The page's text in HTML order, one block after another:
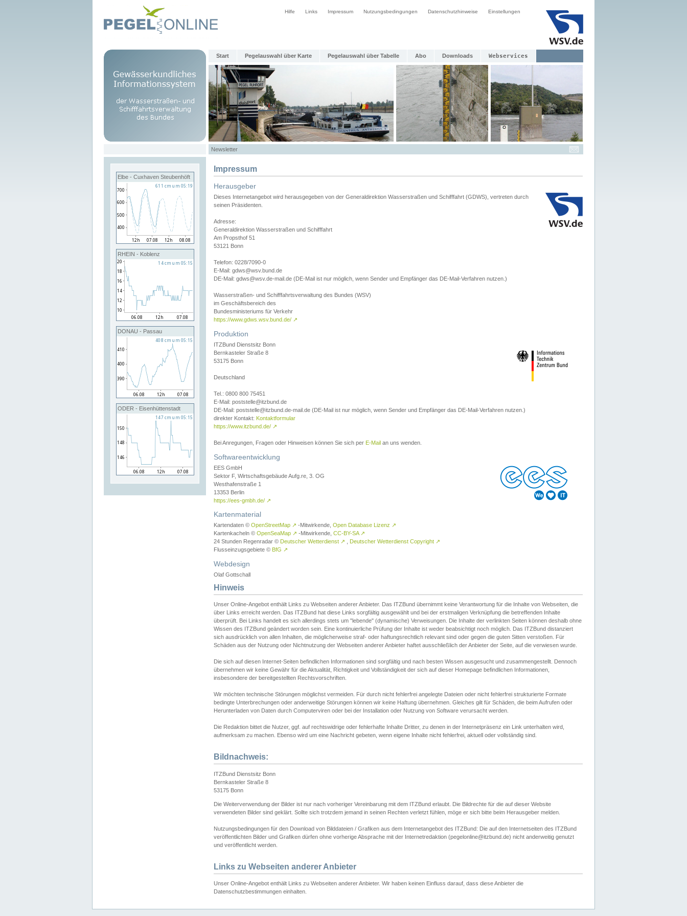
Hilfe Links Impressum Nutzungsbedingungen Datenschutzhinweise Einstellungen
Start Pegelauswahl über Karte Pegelauswahl über Tabelle Abo Downloads Webservices
Newsletter
Elbe - Cuxhaven Steubenhöft
RHEIN - Koblenz
DONAU - Passau
ODER - Eisenhüttenstadt
Impressum
Herausgeber
Dieses Internetangebot wird herausgegeben von der Generaldirektion Wasserstraßen und Schifffahrt (GDWS), vertreten durch
seinen Präsidenten.
Adresse:
Generaldirektion Wasserstraßen und Schifffahrt
Am Propsthof 51
53121 Bonn
Telefon: 0228/7090-0
E-Mail: gdws@wsv.bund.de
DE-Mail: gdws@wsv.de-mail.de (DE-Mail ist nur möglich, wenn Sender und Empfänger das DE-Mail-Verfahren nutzen.)
Wasserstraßen- und Schifffahrtsverwaltung des Bundes (WSV)
im Geschäftsbereich des
Bundesministeriums für Verkehr
https://www.gdws.wsv.bund.de/ ↗
Produktion
ITZBund Dienstsitz Bonn
Bernkasteler Straße 8
53175 Bonn
Deutschland
Tel.: 0800 800 75451
E-Mail: poststelle@itzbund.de
DE-Mail: poststelle@itzbund.de-mail.de (DE-Mail ist nur möglich, wenn Sender und Empfänger das DE-Mail-Verfahren nutzen.)
direkter Kontakt: Kontaktformular
https://www.itzbund.de/ ↗
Bei Anregungen, Fragen oder Hinweisen können Sie sich per E-Mail an uns wenden.
Softwareentwicklung
EES GmbH
Sektor F, Wirtschaftsgebäude Aufg.re, 3. OG
Westhafenstraße 1
13353 Berlin
https://ees-gmbh.de/ ↗
Kartenmaterial
Kartendaten © OpenStreetMap ↗ -Mitwirkende, Open Database Lizenz ↗
Kartenkacheln © OpenSeaMap ↗ -Mitwirkende, CC-BY-SA ↗
24 Stunden Regenradar © Deutscher Wetterdienst ↗ Deutscher Wetterdienst Copyright ↗
Flusseinzugsgebiete © BfG ↗
Webdesign
Olaf Gottschall
Hinweis
Unser Online-Angebot enthält Links zu Webseiten anderer Anbieter. Das ITZBund übernimmt keine Verantwortung für die Inhalte von Webseiten, die
über Links erreicht werden. Das ITZBund hat diese Links sorgfältig ausgewählt und bei der erstmaligen Verknüpfung die betreffenden Inhalte
überprüft. Bei Links handelt es sich allerdings stets um "lebende" (dynamische) Verweisungen. Die Inhalte der verlinkten Seiten können deshalb ohne
Wissen des ITZBund geändert worden sein. Eine kontinuierliche Prüfung der Inhalte ist weder beabsichtigt noch möglich. Das ITZBund distanziert
sich ausdrücklich von allen Inhalten, die möglicherweise straf- oder haftungsrechtlich relevant sind oder gegen die guten Sitten verstoßen. Für
Schäden aus der Nutzung oder Nichtnutzung der Webseiten anderer Anbieter haftet ausschließlich der Anbieter der Seite, auf die verwiesen wurde.
Die sich auf diesen Internet-Seiten befindlichen Informationen sind sorgfältig und nach besten Wissen ausgesucht und zusammengestellt. Dennoch
übernehmen wir keine Gewähr für die Aktualität, Richtigkeit und Vollständigkeit der sich auf dieser Homepage befindlichen Informationen,
insbesondere der bereitgestellten Rechtsvorschriften.
Wir möchten technische Störungen möglichst vermeiden. Für durch nicht fehlerfrei angelegte Dateien oder nicht fehlerfrei strukturierte Formate
bedingte Unterbrechungen oder anderweitige Störungen können wir keine Haftung übernehmen. Gleiches gilt für Schäden, die beim Aufrufen oder
Herunterladen von Daten durch Computerviren oder bei der Installation oder Nutzung von Software verursacht werden.
Die Redaktion bittet die Nutzer, ggf. auf rechtswidrige oder fehlerhafte Inhalte Dritter, zu denen in der Internetpräsenz ein Link unterhalten wird,
aufmerksam zu machen. Ebenso wird um eine Nachricht gebeten, wenn eigene Inhalte nicht fehlerfrei, aktuell oder vollständig sind.
Bildnachweis:
ITZBund Dienstsitz Bonn
Bernkasteler Straße 8
53175 Bonn
Die Weiterverwendung der Bilder ist nur nach vorheriger Vereinbarung mit dem ITZBund erlaubt. Die Bildrechte für die auf dieser Website
verwendeten Bilder sind geklärt. Sollte sich trotzdem jemand in seinen Rechten verletzt fühlen, möge er sich bitte beim Herausgeber melden.
Nutzungsbedingungen für den Download von Bilddateien / Grafiken aus dem Internetangebot des ITZBund: Die auf den Internetseiten des ITZBund
veröffentlichten Bilder und Grafiken dürfen ohne vorherige Absprache mit der Internetredaktion (pegelonline@itzbund.de) nicht anderweitig genutzt
und veröffentlicht werden.
Links zu Webseiten anderer Anbieter
Unser Online-Angebot enthält Links zu Webseiten anderer Anbieter. Wir haben keinen Einfluss darauf, dass diese Anbieter die
Datenschutzbestimmungen einhalten.